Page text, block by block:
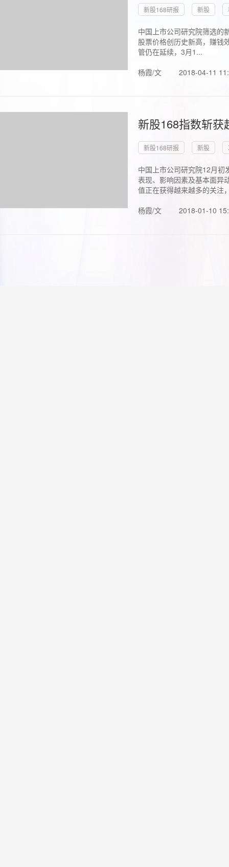
新股168研报 新股
中国上市公司研究院筛选的
股票价格创历史新高，赚钱
管仍在延续，3月1...
杨霞/文
2018-04-11
新股168指数斩
新股168研报 新股
中国上市公司研究院12月初
表现、影响因素及基本面异
值正在获得越来越多的关注
杨霞/文
2018-01-10